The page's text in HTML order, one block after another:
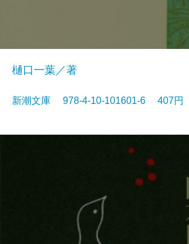
樋口一葉／著
新潮文庫 978-4-10-101601-6 407円